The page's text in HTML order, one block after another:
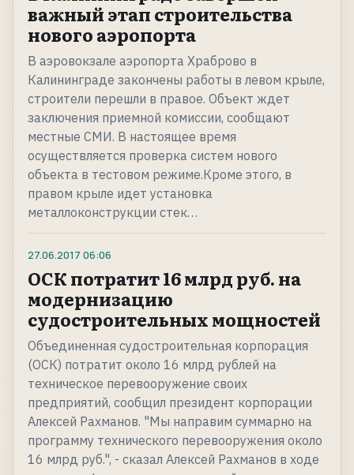
важный этап строительства
нового аэропорта
В аэровокзале аэропорта Храброво в
Калининграде закончены работы в левом крыле,
строители перешли в правое. Объект ждет
заключения приемной комиссии, сообщают
местные СМИ. В настоящее время
осуществляется проверка систем нового
объекта в тестовом режиме.Кроме этого, в
правом крыле идет установка
металлоконструкции стек…
27.06.2017 06:06
ОСК потратит 16 млрд руб. на
модернизацию
судостроительных мощностей
Объединенная судостроительная корпорация
(ОСК) потратит около 16 млрд рублей на
техническое перевооружение своих
предприятий, сообщил президент корпорации
Алексей Рахманов. "Мы направим суммарно на
программу технического перевооружения около
16 млрд руб.", - сказал Алексей Рахманов в ходе